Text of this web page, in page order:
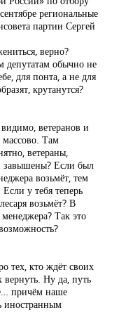
региональные
партии Сергей
верно?
депутатам обычно не
для понта, а не для
крутанутся?
ветеранов и
Там
ветераны,
завышены? Если был
возьмёт, тем
у тебя теперь
возьмёт? В
Так это
тех, кто ждёт своих
вернуть. Ну да, путь
причём наше
иностранным